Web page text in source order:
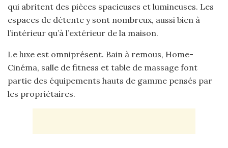
qui abritent des pièces spacieuses et lumineuses. Les
espaces de détente y sont nombreux, aussi bien à
l’intérieur qu’à l’extérieur de la maison.
Le luxe est omniprésent. Bain à remous, Home-
Cinéma, salle de fitness et table de massage font
partie des équipements hauts de gamme pensés par
les propriétaires.